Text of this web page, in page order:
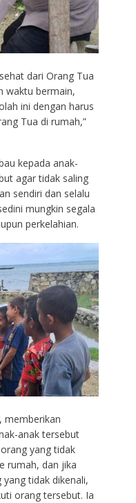
dari Orang Tua
waktu bermain,
ini dengan harus
Tua di rumah,”
kepada anak-
agar tidak saling
sendiri dan selalu
mungkin segala
perkelahian.
memberikan
anak tersebut
yang tidak
rumah, dan jika
tidak dikenali,
orang tersebut. Ia